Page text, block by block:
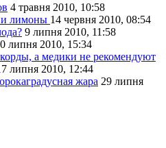
4 травня 2010, 10:58
и лимоны 14 червня 2010, 08:54
9 липня 2010, 11:58
липня 2010, 15:34
а медики не рекомендуют
липня 2010, 12:44
жара 29 липня